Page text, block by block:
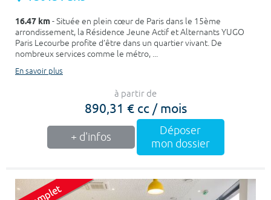
16.47 km- Située en plein cœur de Paris dans le 15ème
arrondissement, la Résidence Jeune Actif et Alternants YUGO
Paris Lecourbe profite d’être dans un quartier vivant. De
nombreux services comme le métro, ...
En savoir plus
à partir de
890,31 € cc / mois
+ d'infos
Déposer
mon dossier